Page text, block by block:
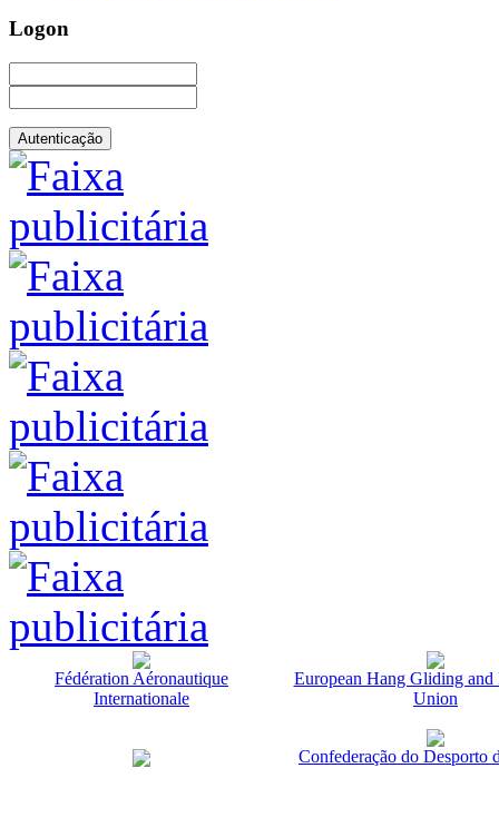
Logon
Fédération Aéronautique
Internationale
European Hang Gliding and
Union
Confederação do Desporto